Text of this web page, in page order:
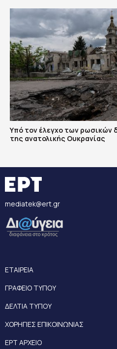
Υπό τον έλεγχο των ρωσικών
της ανατολικής Ουκρανίας
mediatek@ert.gr
ΕΤΑΙΡΕΙΑ
ΓΡΑΦΕΙΟ ΤΥΠΟΥ
ΔΕΛΤΙΑ ΤΥΠΟΥ
ΧΟΡΗΓΙΕΣ ΕΠΙΚΟΙΝΩΝΙΑΣ
ΕΡΤ ΑΡΧΕΙΟ